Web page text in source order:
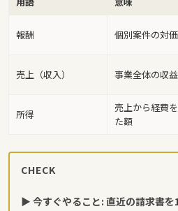
報酬 個別案件の対価
売上（収入） 事業全体の収
所得
売上から経費
た額
CHECK
▶ 今すぐやること: 直近の請求書